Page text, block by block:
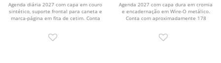
Agenda diária 2027 com capa em couro
sintético, suporte frontal para caneta e
marca-página em fita de cetim. Conta
Agenda 2027 com capa dura em cromia
e encadernação em Wire-O metálico.
Conta com aproximadamente 178